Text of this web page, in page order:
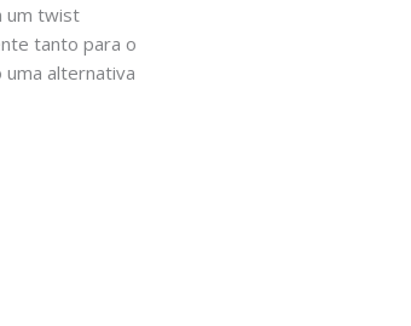
um twist
tanto para o
alternativa